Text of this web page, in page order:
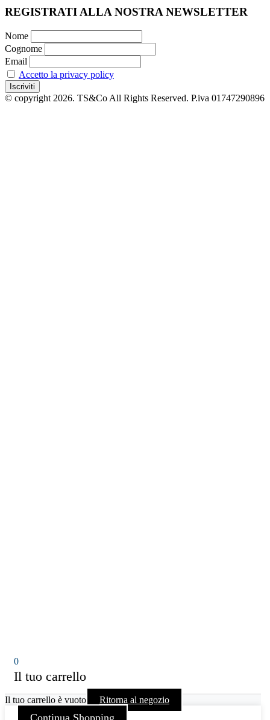
REGISTRATI ALLA NOSTRA NEWSLETTER
Nome
Cognome
Email
Accetto la privacy policy
© copyright 2026. TS&Co All Rights Reserved. P.iva 01747290896
0
Il tuo carrello
Il tuo carrello è vuoto Ritorna al negozio
Continua Shopping